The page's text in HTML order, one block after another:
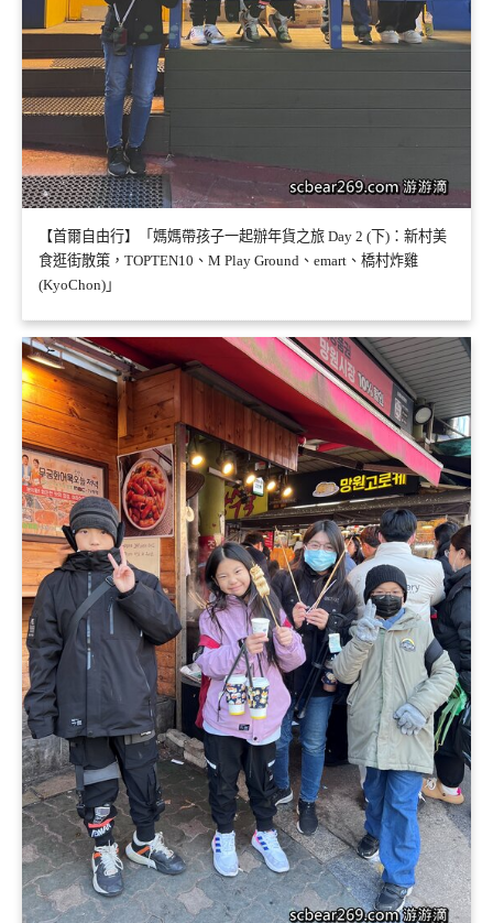
【首爾自由行】「媽媽帶孩子一起辦年貨之旅 Day 2 (下)：新村美
食逛街散策，TOPTEN10、M Play Ground、emart、橋村炸雞
(KyoChon)」